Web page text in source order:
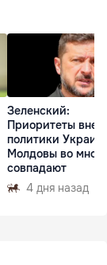
Зеленский:
Приоритеты
политики
Молдовы во
совпадают
4 дня назад